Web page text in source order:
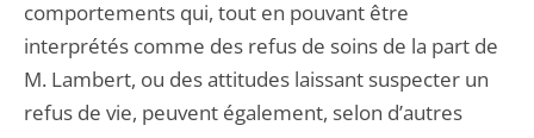
comportements qui, tout en pouvant être
interprétés comme des refus de soins de la part de
M. Lambert, ou des attitudes laissant suspecter un
refus de vie, peuvent également, selon d’autres